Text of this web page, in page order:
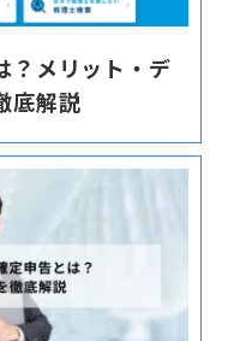
？メリット・デ
底解説